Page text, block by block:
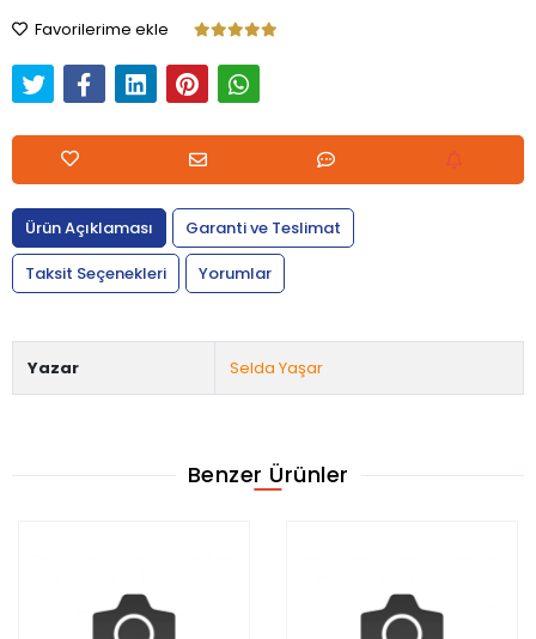
Favorilerime ekle
Ürün Açıklaması
Garanti ve Teslimat
Taksit Seçenekleri
Yorumlar
Yazar Selda Yaşar
Benzer Ürünler